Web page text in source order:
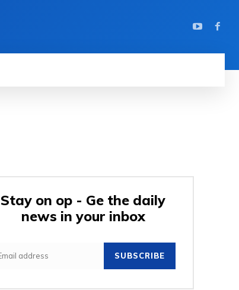
Stay on op - Ge the daily
news in your inbox
SUBSCRIBE